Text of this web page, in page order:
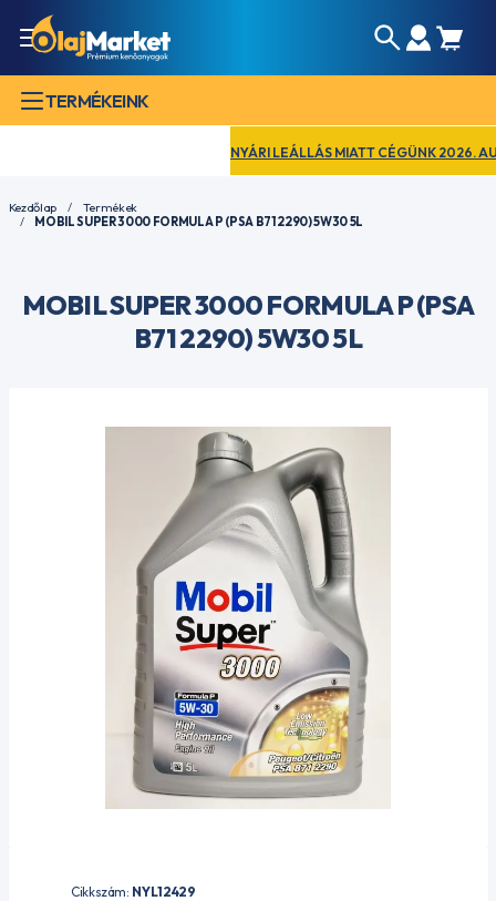
TERMÉKEINK
NYÁRI LEÁLLÁS MIATT CÉGÜNK 2026.
Kezdőlap
Termékek
MOBIL SUPER 3000 FORMULA P (PSA B71 2290) 5W30 5L
MOBIL SUPER 3000 FORMULA P (PSA
B71 2290) 5W30 5L
Cikkszám: NYL12429